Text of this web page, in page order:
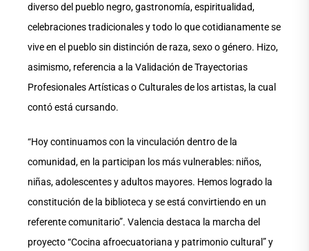
diverso del pueblo negro, gastronomía, espiritualidad,
celebraciones tradicionales y todo lo que cotidianamente se
vive en el pueblo sin distinción de raza, sexo o género. Hizo,
asimismo, referencia a la Validación de Trayectorias
Profesionales Artísticas o Culturales de los artistas, la cual
contó está cursando.
“Hoy continuamos con la vinculación dentro de la
comunidad, en la participan los más vulnerables: niños,
niñas, adolescentes y adultos mayores. Hemos logrado la
constitución de la biblioteca y se está convirtiendo en un
referente comunitario”. Valencia destaca la marcha del
proyecto “Cocina afroecuatoriana y patrimonio cultural” y